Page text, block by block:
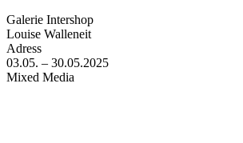
Galerie Intershop
Louise Walleneit
Adress
03.05. – 30.05.2025
Mixed Media